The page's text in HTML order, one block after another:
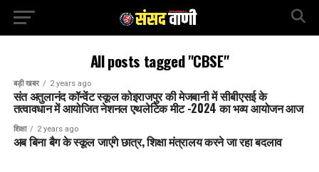
All posts tagged "CBSE"
बड़ी खबर 2 years ago
संत अतुलानंद कॉन्वेंट स्कूल कोइराजपुर की मेजबानी में सीबीएसई के
तत्वावधान में आयोजित नेशनल एथलेटिक मीट -2024 का भव्य आयोजन आज
शिक्षा 2 years ago
अब बिना बैग के स्कूल जाएंगे छात्र, शिक्षा मंत्रालय करने जा रहा बदलाव